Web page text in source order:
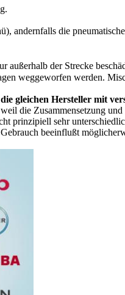
andernfalls die
der Strecke
weggeworfen werden.
Hersteller mit
die Zusammensetzung
prinzipiell sehr
beeinflußt